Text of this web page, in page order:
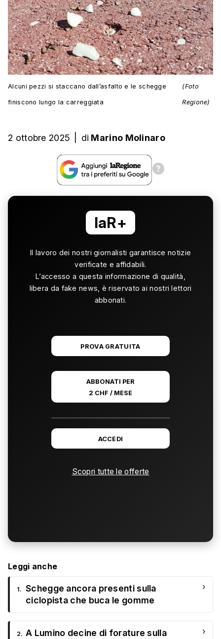
Alcuni pezzi si staccano dall’asfalto e le schegge
finiscono lungo la carreggiata
(Foto
Regione)
2 ottobre 2025 di Marino Molinaro
laR+
Il lavoro dei nostri giornalisti garantisce notizie
verificate e affidabili.
L’accesso a questa informazione di qualità,
libera da fake news, è riservato ai nostri lettori
abbonati.
PROVA GRATUITA
ABBONATI PER
2 CHF / MESE
ACCEDI
Scopri tutte le offerte
Leggi anche
1. Schegge ancora presenti sulla
ciclopista che buca le gomme
›
2. A Lumino decine di forature sulla
›